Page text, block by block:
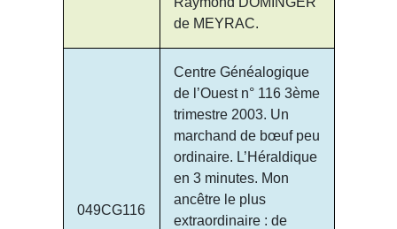
de MEYRAC.
049CG116
Centre Généalogique
de l’Ouest n° 116 3ème
trimestre 2003. Un
marchand de bœuf peu
ordinaire. L’Héraldique
en 3 minutes. Mon
ancêtre le plus
extraordinaire : de